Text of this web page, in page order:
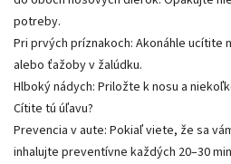
potreby.
Pri prvých príznakoch: Akonáhle ucítite
alebo ťažoby v žalúdku.
Hlboký nádych: Priložte k nosu a
Cítite tú úľavu?
Prevencia v aute: Pokiaľ viete, že sa
inhalujte preventívne každých 20–30